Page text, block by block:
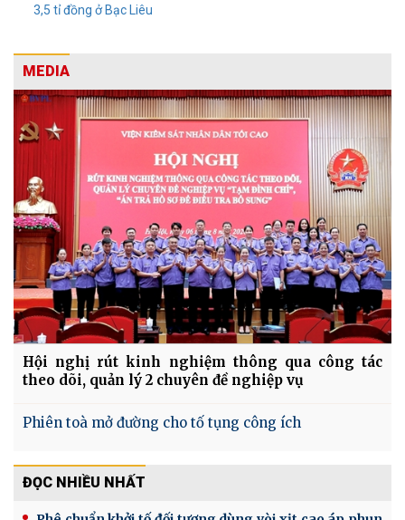
3,5 tỉ đồng ở Bạc Liêu
MEDIA
Hội nghị rút kinh nghiệm thông qua công tác
theo dõi, quản lý 2 chuyên đề nghiệp vụ
Phiên toà mở đường cho tố tụng công ích
ĐỌC NHIỀU NHẤT